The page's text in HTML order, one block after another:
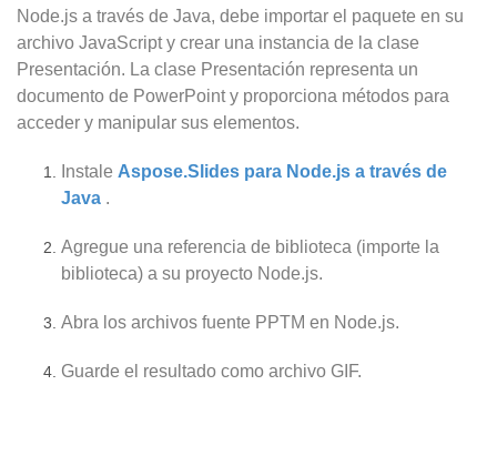
Node.js a través de Java, debe importar el paquete en su
archivo JavaScript y crear una instancia de la clase
Presentación. La clase Presentación representa un
documento de PowerPoint y proporciona métodos para
acceder y manipular sus elementos.
Instale Aspose.Slides para Node.js a través de
Java .
Agregue una referencia de biblioteca (importe la
biblioteca) a su proyecto Node.js.
Abra los archivos fuente PPTM en Node.js.
Guarde el resultado como archivo GIF.